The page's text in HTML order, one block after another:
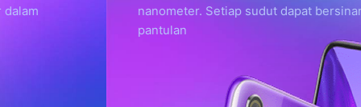
nanometer. Setiap sudut dapat bersinar dalam